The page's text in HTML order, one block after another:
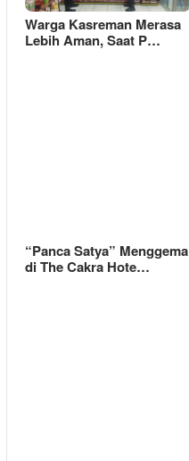
Warga Kasreman Merasa
Lebih Aman, Saat P…
“Panca Satya” Menggema
di The Cakra Hote…